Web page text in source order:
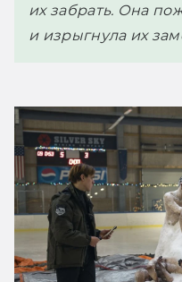
их забрать. Она